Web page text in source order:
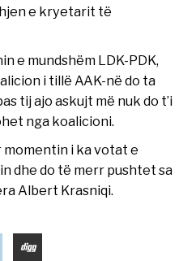
e kryetarit të
e mundshëm LDK-PDK,
i tillë AAK-në do ta
tij ajo askujt më nuk do t’i
nga koalicioni.
momentin i ka votat e
dhe do të merr pushtet sa
Albert Krasniqi.